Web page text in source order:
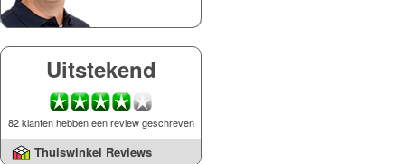
Uitstekend
82 klanten hebben een review geschreven
Thuiswinkel Reviews